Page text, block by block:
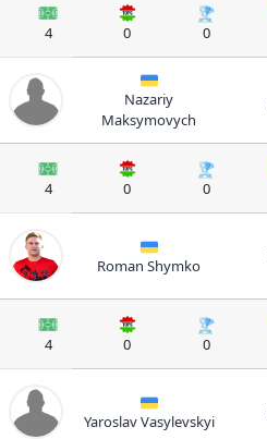
4 0 0
Nazariy
Maksymovych
4 0 0
Roman Shymko
4 0 0
Yaroslav Vasylevskyi